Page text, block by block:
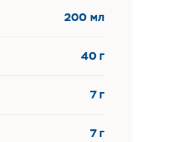
200 мл
40 г
7 г
7 г